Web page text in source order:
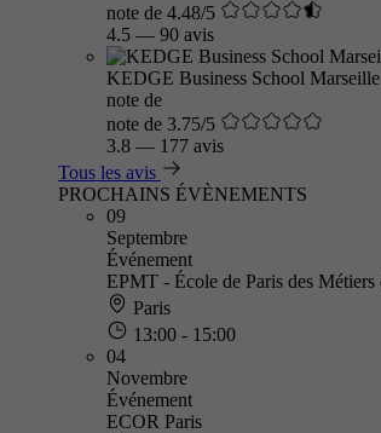
note de 4.48/5
4.5 — 90 avis
KEDGE Business School Marseille
note de
note de 3.75/5
3.8 — 177 avis
Tous les avis
PROCHAINS ÉVÈNEMENTS
09
Septembre
Événement
EPMT - École de Paris des Métiers
Paris
13:00 - 15:00
04
Novembre
Événement
ECOR Paris